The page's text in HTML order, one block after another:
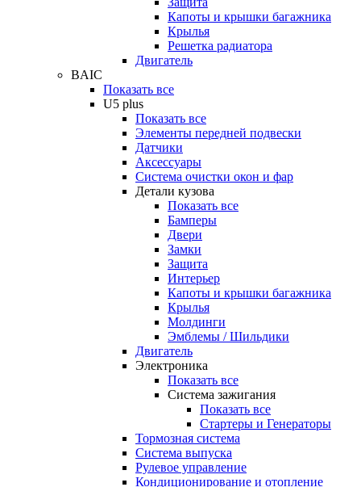
Капоты и крышки багажника
Крылья
Решетка радиатора
Двигатель
BAIC
Показать все
U5 plus
Показать все
Элементы передней подвески
Датчики
Аксессуары
Система очистки окон и фар
Детали кузова
Показать все
Бамперы
Двери
Замки
Защита
Интерьер
Капоты и крышки багажника
Крылья
Молдинги
Эмблемы / Шильдики
Двигатель
Электроника
Показать все
Система зажигания
Показать все
Стартеры и Генераторы
Тормозная система
Система выпуска
Рулевое управление
Кондиционирование и отопление